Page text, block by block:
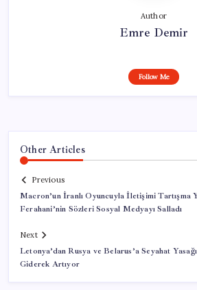
Author
Emre Demir
Follow Me
Other Articles
Previous
Macron’un İranlı Oyuncuyla İletişimi Tartışma
Ferahani’nin Sözleri Sosyal Medyayı Salladı
Next
Letonya’dan Rusya ve Belarus’a Seyahat
Giderek Artıyor